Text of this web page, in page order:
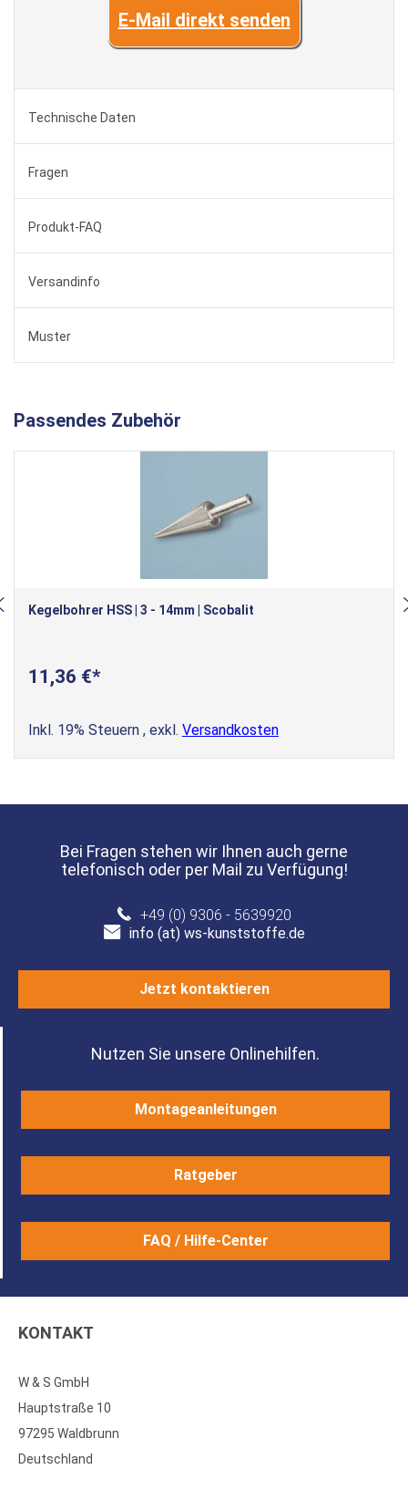
E-Mail direkt senden
Technische Daten
Fragen
Produkt-FAQ
Versandinfo
Muster
Passendes Zubehör
Kegelbohrer HSS | 3 - 14mm | Scobalit
11,36 €
Inkl. 19% Steuern , exkl. Versandkosten
Bei Fragen stehen wir Ihnen auch gerne
telefonisch oder per Mail zu Verfügung!
+49 (0) 9306 - 5639920
info (at) ws-kunststoffe.de
Jetzt kontaktieren
Nutzen Sie unsere Onlinehilfen.
Montageanleitungen
Ratgeber
FAQ / Hilfe-Center
KONTAKT
W & S GmbH
Hauptstraße 10
97295 Waldbrunn
Deutschland